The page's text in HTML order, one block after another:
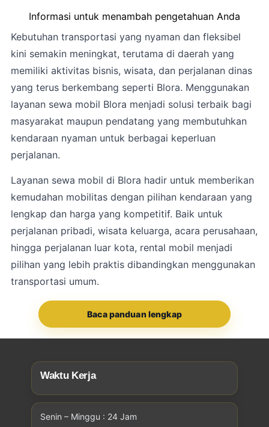
Informasi untuk menambah pengetahuan Anda
Kebutuhan transportasi yang nyaman dan fleksibel
kini semakin meningkat, terutama di daerah yang
memiliki aktivitas bisnis, wisata, dan perjalanan dinas
yang terus berkembang seperti Blora. Menggunakan
layanan sewa mobil Blora menjadi solusi terbaik bagi
masyarakat maupun pendatang yang membutuhkan
kendaraan nyaman untuk berbagai keperluan
perjalanan.
Layanan sewa mobil di Blora hadir untuk memberikan
kemudahan mobilitas dengan pilihan kendaraan yang
lengkap dan harga yang kompetitif. Baik untuk
perjalanan pribadi, wisata keluarga, acara perusahaan,
hingga perjalanan luar kota, rental mobil menjadi
pilihan yang lebih praktis dibandingkan menggunakan
transportasi umum.
Baca panduan lengkap
Waktu Kerja
Senin – Minggu : 24 Jam